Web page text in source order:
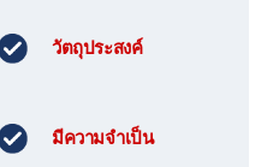
วัตถุประสงค์
มีความจำเป็น